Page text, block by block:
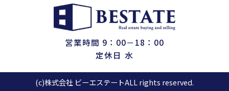
営業時間 9：00－18：00
定休日 水
(c)株式会社 ビーエステートALL rights reserved.